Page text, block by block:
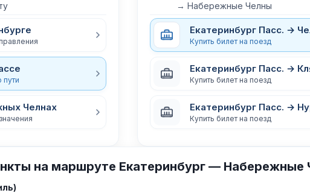
пути
Челнах
→ Набережные Челны
Екатеринбург Пасс. →
Купить билет на поезд
Екатеринбург Пасс. →
Купить билет на поезд
Екатеринбург Пасс. →
Купить билет на поезд
на маршруте Екатеринбург —